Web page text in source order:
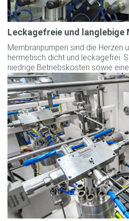
Leckagefreie und langlebige
Membranpumpen sind die Herzen
hermetisch dicht und leckagefrei.
niedrige Betriebskosten sowie